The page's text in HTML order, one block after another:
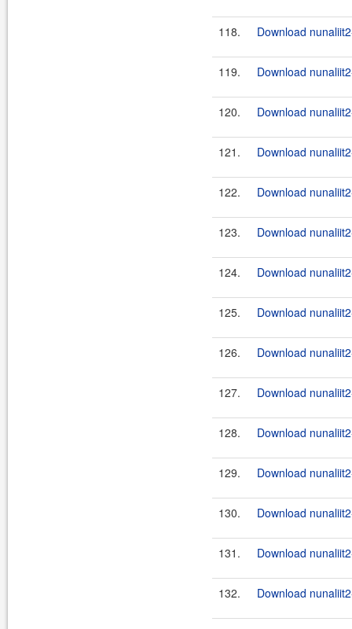
118. Download
119. Download
120. Download
121. Download
122. Download
123. Download
124. Download
125. Download
126. Download
127. Download
128. Download
129. Download
130. Download
131. Download
132. Download